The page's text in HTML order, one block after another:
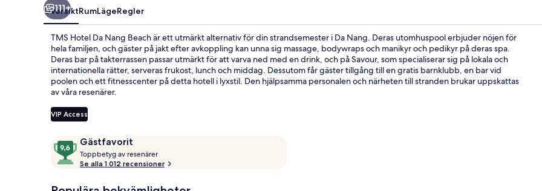
Boendets
111+
ÖversiktRumLägeRegler
TMS Hotel Da Nang Beach är ett utmärkt alternativ för din strandsemester i Da Nang. Deras utomhuspool erbjuder nöjen för
hela familjen, och gäster på jakt efter avkoppling kan unna sig massage, bodywraps och manikyr och pedikyr på deras spa.
Deras bar på takterrassen passar utmärkt för att varva ned med en drink, och på Savour, som specialiserar sig på lokala och
internationella rätter, serveras frukost, lunch och middag. Dessutom får gäster tillgång till en gratis barnklubb, en bar vid
poolen och ett fitnesscenter på detta hotell i lyxstil. Den hjälpsamma personalen och närheten till stranden brukar uppskattas
av våra resenärer.
VIP Access
RecensionerGästfavorit
9,6
av
10,
Toppbetyg av resenärer
o
p
Se alla 1 012 recensioner